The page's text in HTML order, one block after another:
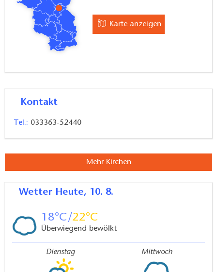
Karte anzeigen
Kontakt
Tel.: 033363-52440
Mehr Kirchen
Wetter Heute, 10. 8.
18 22
Überwiegend bewölkt
Dienstag Mittwoch